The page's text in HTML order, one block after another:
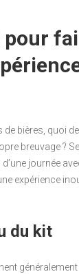
pour
de bières, quoi
breuvage ?
journée
expérience
du kit
généralement